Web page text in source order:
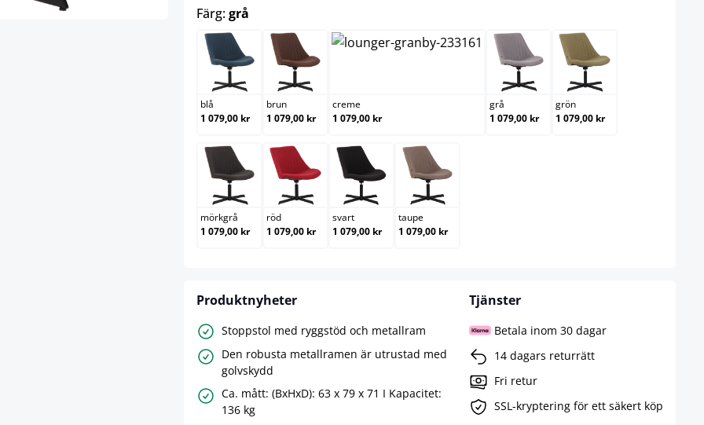
Färg:grå
blå
blå
1 079,00 kr
brun
brun
1 079,00 kr
creme
1 079,00 kr
grå
grå
1 079,00 kr
grön
grön
1 079,00 kr
mörkgrå
mörkgrå
1 079,00 kr
röd
röd
1 079,00 kr
svart
svart
1 079,00 kr
taupe
taupe
1 079,00 kr
Produktnyheter
Stoppstol med ryggstöd och metallram
Den robusta metallramen är utrustad med
golvskydd
Ca. mått: (BxHxD): 63 x 79 x 71 I Kapacitet:
136 kg
Tjänster
Betala inom 30 dagar
14 dagars returrätt
Fri retur
SSL-kryptering för ett säkert köp